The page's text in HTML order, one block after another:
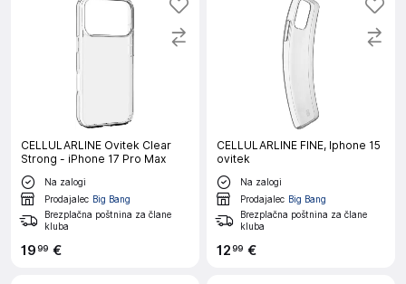
CELLULARLINE Ovitek Clear
Strong - iPhone 17 Pro Max
Na zalogi
Prodajalec Big Bang
Brezplačna poštnina za člane
kluba
1999 €
CELLULARLINE FINE, Iphone 15
ovitek
Na zalogi
Prodajalec Big Bang
Brezplačna poštnina za člane
kluba
1299 €